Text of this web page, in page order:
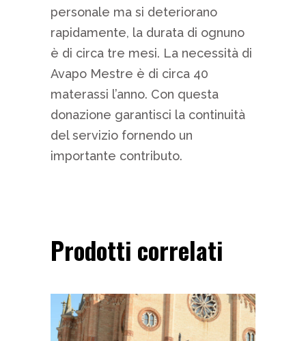
personale ma si deteriorano
rapidamente, la durata di ognuno
è di circa tre mesi. La necessità di
Avapo Mestre è di circa 40
materassi l’anno. Con questa
donazione garantisci la continuità
del servizio fornendo un
importante contributo.
Prodotti correlati